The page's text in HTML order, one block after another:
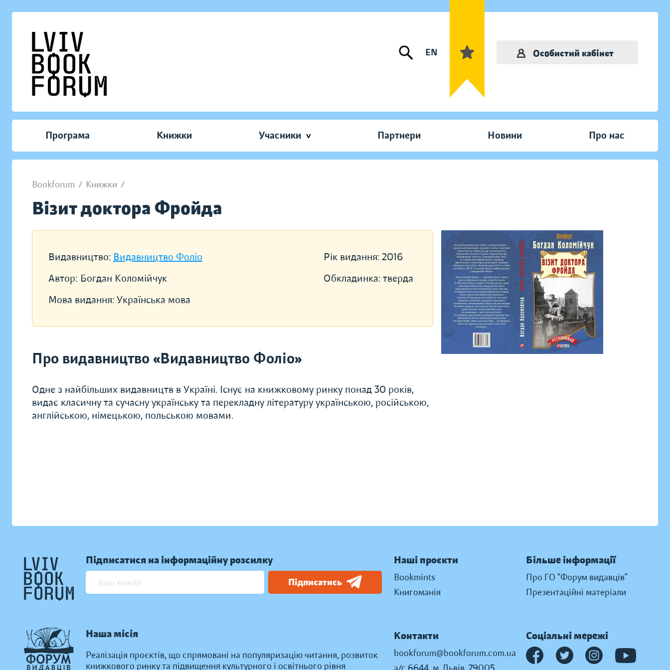
EN Особистий кабінет
Програма Книжки Учасники Партнери Новини Про нас
Bookforum / Книжки /
Візит доктора Фройда
Видавництво: Видавництво Фоліо
Автор: Богдан Коломійчук
Мова видання: Українська мова
Рік видання: 2016
Обкладинка: тверда
Про видавництво «Видавництво Фоліо»
Одне з найбільших видавництв в Україні. Існує на книжковому ринку понад 30 років,
видає класичну та сучасну українську та перекладну літературу українською, російською,
англійською, німецькою, польською мовами.
Підписатися на інформаційну розсилку
Підписатись
Наша місія
Реалізація проєктів, що спрямовані на популяризацію читання, розвиток
книжкового ринку та підвищення культурного і освітнього рівня
Наші проєкти
Bookmints
Книгоманія
Більше інформації
Про ГО “Форум видавців”
Презентаційні матеріали
Контакти
bookforum@bookforum.com.ua
Соціальні мережі